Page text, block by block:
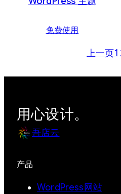
免费使用
上一页1
用心设计。
吾店云
产品
WordPress网站